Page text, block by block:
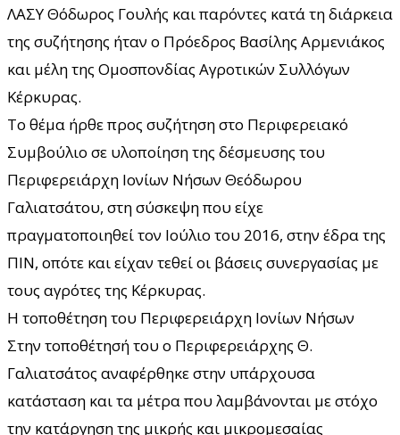
ΛΑΣΥ Θόδωρος Γουλής και παρόντες κατά τη διάρκεια
της συζήτησης ήταν ο Πρόεδρος Βασίλης Αρμενιάκος
και μέλη της Ομοσπονδίας Αγροτικών Συλλόγων
Κέρκυρας.
Το θέμα ήρθε προς συζήτηση στο Περιφερειακό
Συμβούλιο σε υλοποίηση της δέσμευσης του
Περιφερειάρχη Ιονίων Νήσων Θεόδωρου
Γαλιατσάτου, στη σύσκεψη που είχε
πραγματοποιηθεί τον Ιούλιο του 2016, στην έδρα της
ΠΙΝ, οπότε και είχαν τεθεί οι βάσεις συνεργασίας με
τους αγρότες της Κέρκυρας.
Η τοποθέτηση του Περιφερειάρχη Ιονίων Νήσων
Στην τοποθέτησή του ο Περιφερειάρχης Θ.
Γαλιατσάτος αναφέρθηκε στην υπάρχουσα
κατάσταση και τα μέτρα που λαμβάνονται με στόχο
την κατάργηση της μικρής και μικρομεσαίας